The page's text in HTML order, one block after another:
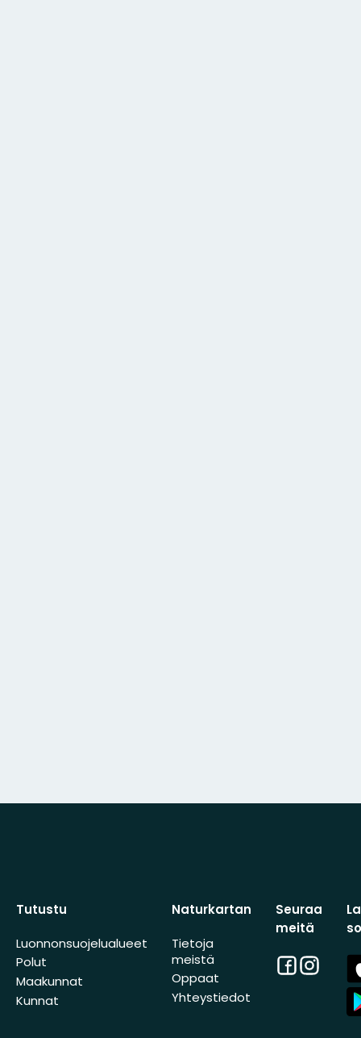
Tutustu
Luonnonsuojelualueet
Polut
Maakunnat
Kunnat
Naturkartan
Tietoja
meistä
Oppaat
Yhteystiedot
Seuraa
meitä
Facebook